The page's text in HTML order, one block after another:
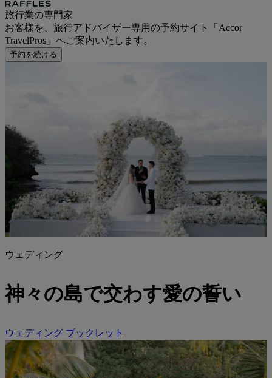
旅行業の専門家
お客様を、旅行アドバイザー専用の予約サイト「Accor
TravelPros」へご案内いたします。
予約を続ける
ウェディング
神々の島で交わす愛の誓い
ウェディング ブックレット